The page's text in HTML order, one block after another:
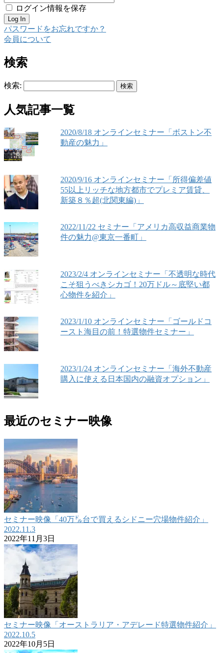
ログイン情報を保存
パスワードをお忘れですか？
会員について
検索
検索:
人気記事一覧
2020/8/18 オンラインセミナー「ボストン不
動産の魅力」
2020/9/16 オンラインセミナー「所得偏差値
55以上リッチな地方都市でプレミア賃貸、
新築８％超(北関東編)」
2022/11/22 セミナー「アメリカ高収益商業物
件の魅力@東京一番町」
2023/2/4 オンラインセミナー「不透明な時代
こそ狙うべきシカゴ！20万ドル～底堅い都
心物件を紹介」
2023/1/10 オンラインセミナー「ゴールドコ
ースト海目の前！特選物件セミナー」
2023/1/24 オンラインセミナー「海外不動産
購入に使える日本国内の融資オプション」
最近のセミナー映像
セミナー映像「40万㌦台で買えるシドニー穴場物件紹介」
2022.11.3
2022年11月3日
セミナー映像「オーストラリア・アデレード特選物件紹介」
2022.10.5
2022年10月5日